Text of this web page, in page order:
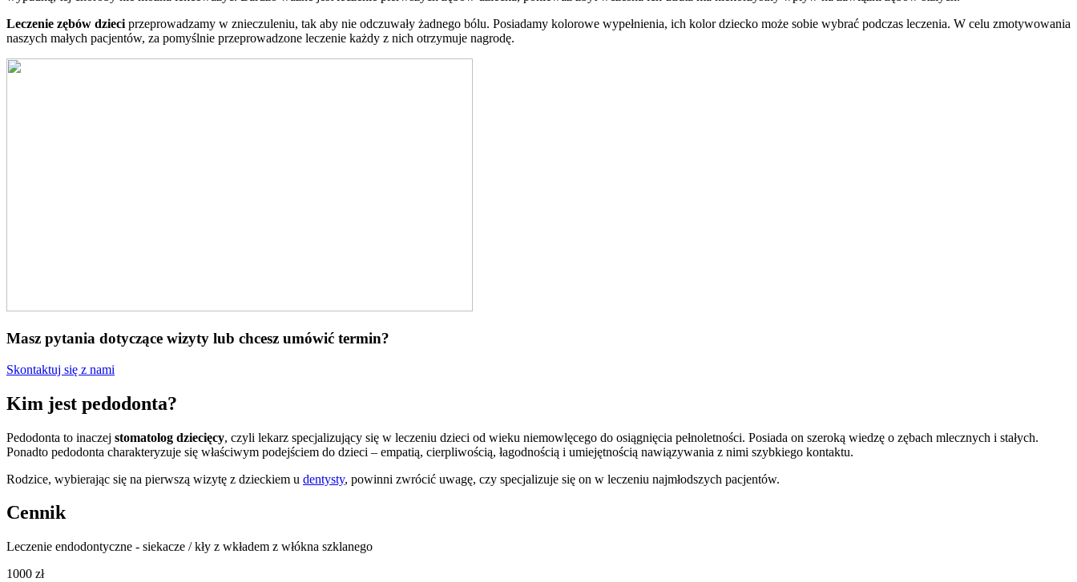
Leczenie zębów dzieci przeprowadzamy w znieczuleniu, tak aby nie odczuwały żadnego bólu. Posiadamy kolorowe wypełnienia, ich kolor dziecko może sobie wybrać podczas leczenia. W celu zmotywowania
naszych małych pacjentów, za pomyślnie przeprowadzone leczenie każdy z nich otrzymuje nagrodę.
Masz pytania dotyczące wizyty lub chcesz umówić termin?
Skontaktuj się z nami
Kim jest pedodonta?
Pedodonta to inaczej stomatolog dziecięcy, czyli lekarz specjalizujący się w leczeniu dzieci od wieku niemowlęcego do osiągnięcia pełnoletności. Posiada on szeroką wiedzę o zębach mlecznych i stałych.
Ponadto pedodonta charakteryzuje się właściwym podejściem do dzieci – empatią, cierpliwością, łagodnością i umiejętnością nawiązywania z nimi szybkiego kontaktu.
Rodzice, wybierając się na pierwszą wizytę z dzieckiem u dentysty, powinni zwrócić uwagę, czy specjalizuje się on w leczeniu najmłodszych pacjentów.
Cennik
Leczenie endodontyczne - siekacze / kły z wkładem z włókna szklanego
1000 zł